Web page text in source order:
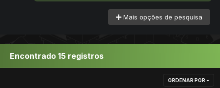
Mais opções de pesquisa
Encontrado 15 registros
ORDENAR POR